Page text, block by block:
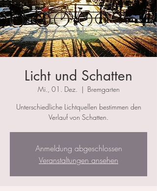
Licht und Schatten
Mi., 01. Dez.
  |
Bremgarten
Unterschiedliche Lichtquellen bestimmen den
Verlauf von Schatten.
Anmeldung abgeschlossen
Veranstaltungen ansehen